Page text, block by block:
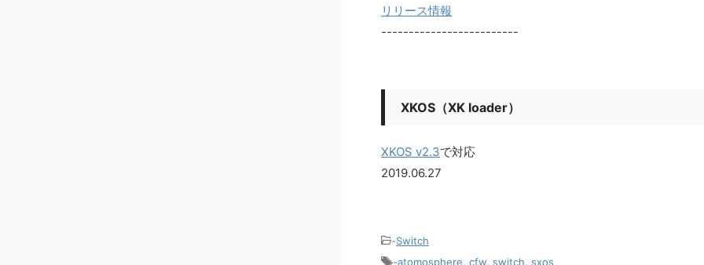
リリース情報
-------------------------
XKOS（XK loader）
XKOS v2.3で対応
2019.06.27
-Switch
-atomosphere cfw switch sxos